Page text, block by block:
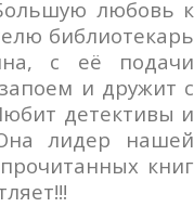
любовь к
библиотекарь
с её подачи
и дружит с
детективы и
лидер нашей
книг